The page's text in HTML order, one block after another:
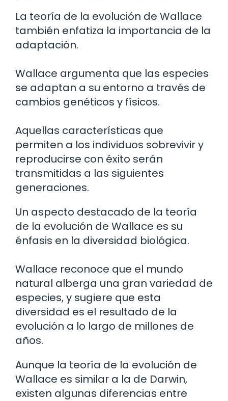
La teoría de la evolución de Wallace
también enfatiza la importancia de la
adaptación.
Wallace argumenta que las especies
se adaptan a su entorno a través de
cambios genéticos y físicos.
Aquellas características que
permiten a los individuos sobrevivir y
reproducirse con éxito serán
transmitidas a las siguientes
generaciones.
Un aspecto destacado de la teoría
de la evolución de Wallace es su
énfasis en la diversidad biológica.
Wallace reconoce que el mundo
natural alberga una gran variedad de
especies, y sugiere que esta
diversidad es el resultado de la
evolución a lo largo de millones de
años.
Aunque la teoría de la evolución de
Wallace es similar a la de Darwin,
existen algunas diferencias entre